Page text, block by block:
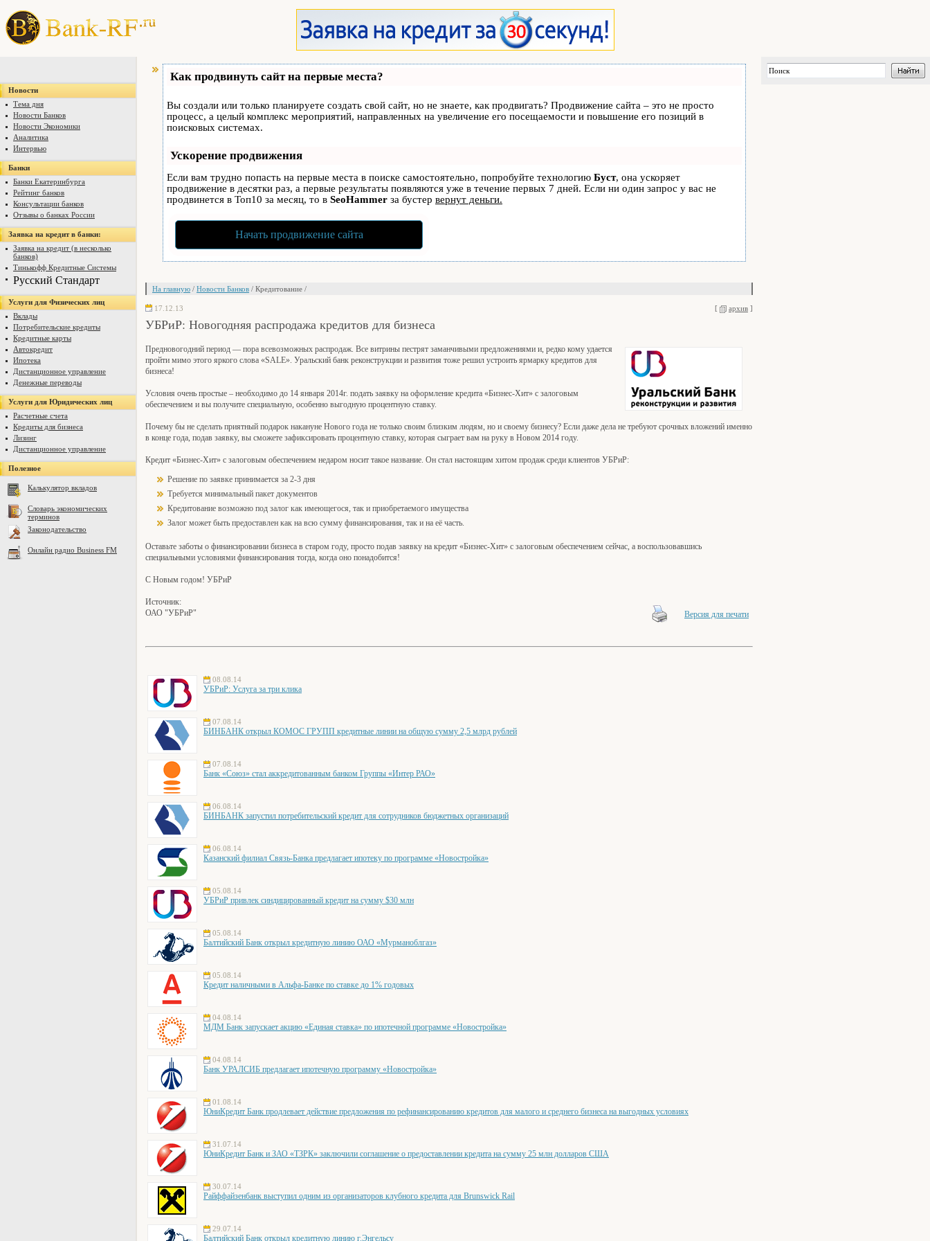
Новости
Тема дня
Новости Банков
Новости Экономики
Аналитика
Интервью
Банки
Банки Екатеринбурга
Рейтинг банков
Консультации банков
Отзывы о банках России
Заявка на кредит в банки:
Заявка на кредит (в несколько
банков)
Тинькофф Кредитные Системы
Русский Стандарт
Услуги для Физических лиц
Вклады
Потребительские кредиты
Кредитные карты
Автокредит
Ипотека
Дистанционное управление
Денежные переводы
Услуги для Юридических лиц
Расчетные счета
Кредиты для бизнеса
Лизинг
Дистанционное управление
Полезное
Калькулятор вкладов
Словарь экономических
терминов
Законодательство
Онлайн радио Business FM
Как продвинуть сайт на первые места?
Вы создали или только планируете создать свой сайт, но не знаете, как продвигать? Продвижение сайта – это не просто
процесс, а целый комплекс мероприятий, направленных на увеличение его посещаемости и повышение его позиций в
поисковых системах.
Ускорение продвижения
Если вам трудно попасть на первые места в поиске самостоятельно, попробуйте технологию Буст, она ускоряет
продвижение в десятки раз, а первые результаты появляются уже в течение первых 7 дней. Если ни один запрос у вас не
продвинется в Топ10 за месяц, то в SeoHammer за бустер вернут деньги.
Начать продвижение сайта
На главную / Новости Банков / Кредитование /
[ архив ]
17.12.13
УБРиР: Новогодняя распродажа кредитов для бизнеса
Предновогодний период — пора всевозможных распродаж. Все витрины пестрят заманчивыми предложениями и, редко кому удается
пройти мимо этого яркого слова «SALE». Уральский банк реконструкции и развития тоже решил устроить ярмарку кредитов для
бизнеса!
Условия очень простые – необходимо до 14 января 2014г. подать заявку на оформление кредита «Бизнес-Хит» с залоговым
обеспечением и вы получите специальную, особенно выгодную процентную ставку.
Почему бы не сделать приятный подарок накануне Нового года не только своим близким людям, но и своему бизнесу? Если даже дела не требуют срочных вложений именно
в конце года, подав заявку, вы сможете зафиксировать процентную ставку, которая сыграет вам на руку в Новом 2014 году.
Кредит «Бизнес-Хит» с залоговым обеспечением недаром носит такое название. Он стал настоящим хитом продаж среди клиентов УБРиР:
Решение по заявке принимается за 2-3 дня
Требуется минимальный пакет документов
Кредитование возможно под залог как имеющегося, так и приобретаемого имущества
Залог может быть предоставлен как на всю сумму финансирования, так и на её часть.
Оставьте заботы о финансировании бизнеса в старом году, просто подав заявку на кредит «Бизнес-Хит» с залоговым обеспечением сейчас, а воспользовавшись
специальными условиями финансирования тогда, когда оно понадобится!
С Новым годом! УБРиР
Источник:
ОАО "УБРиР"
Версия для печати
08.08.14
УБРиР: Услуга за три клика
07.08.14
БИНБАНК открыл КОМОС ГРУПП кредитные линии на общую сумму 2,5 млрд рублей
07.08.14
Банк «Союз» стал аккредитованным банком Группы «Интер РАО»
06.08.14
БИНБАНК запустил потребительский кредит для сотрудников бюджетных организаций
06.08.14
Казанский филиал Связь-Банка предлагает ипотеку по программе «Новостройка»
05.08.14
УБРиР привлек синдицированный кредит на сумму $30 млн
05.08.14
Балтийский Банк открыл кредитную линию ОАО «Мурманоблгаз»
05.08.14
Кредит наличными в Альфа-Банке по ставке до 1% годовых
04.08.14
МДМ Банк запускает акцию «Единая ставка» по ипотечной программе «Новостройка»
04.08.14
Банк УРАЛСИБ предлагает ипотечную программу «Новостройка»
01.08.14
ЮниКредит Банк продлевает действие предложения по рефинансированию кредитов для малого и среднего бизнеса на выгодных условиях
31.07.14
ЮниКредит Банк и ЗАО «ТЗРК» заключили соглашение о предоставлении кредита на сумму 25 млн долларов США
30.07.14
Райффайзенбанк выступил одним из организаторов клубного кредита для Brunswick Rail
29.07.14
Балтийский Банк открыл кредитную линию г.Энгельсу